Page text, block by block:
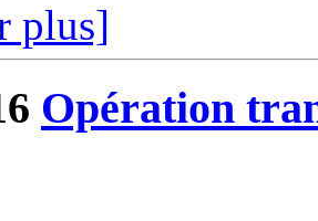
plus]
Opération